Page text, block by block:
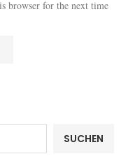
browser for the next time
SUCHEN